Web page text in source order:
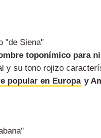
"de Siena"
toponímico para
y su tono rojizo
popular en Europa y